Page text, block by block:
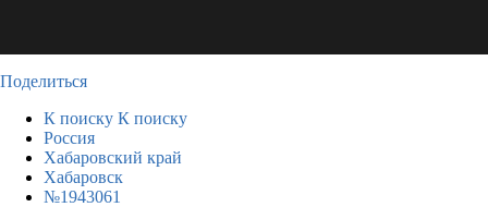
Поделиться
К поиску К поиску
Россия
Хабаровский край
Хабаровск
№1943061